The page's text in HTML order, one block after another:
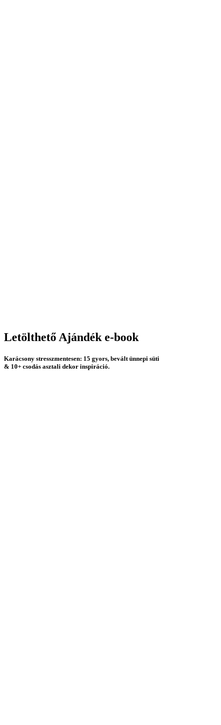
Letölthető Ajándék e-book
Karácsony stresszmentesen: 15 gyors, bevált ünnepi süti
& 10+ csodás asztali dekor inspiráció.